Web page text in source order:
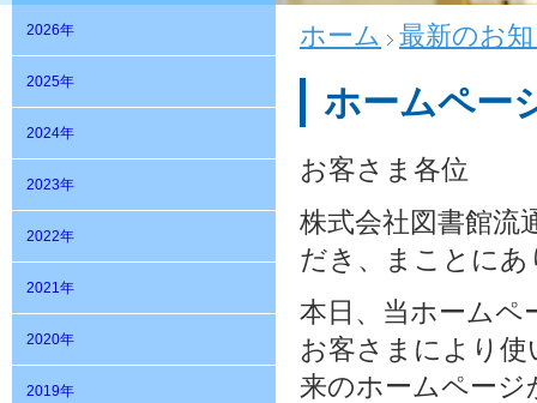
2026年
2025年
2024年
2023年
2022年
2021年
2020年
2019年
ホーム 最新のお
ホームペー
お客さま各位
株式会社図書館流
だき、まことに
本日、当ホームペ
お客さまにより
来のホームページ